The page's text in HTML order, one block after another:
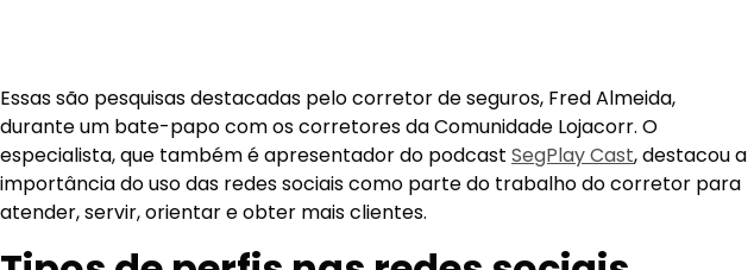
Essas são pesquisas destacadas pelo corretor de seguros, Fred Almeida,
durante um bate-papo com os corretores da Comunidade Lojacorr. O
especialista, que também é apresentador do podcast SegPlay Cast, destacou a
importância do uso das redes sociais como parte do trabalho do corretor para
atender, servir, orientar e obter mais clientes.